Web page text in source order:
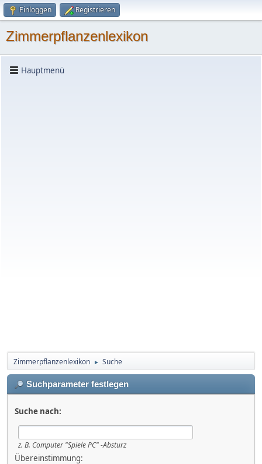
Einloggen Registrieren
Zimmerpflanzenlexikon
Hauptmenü
Zimmerpflanzenlexikon ► Suche
Suchparameter festlegen
Suche nach:
z. B. Computer "Spiele PC" -Absturz
Übereinstimmung: